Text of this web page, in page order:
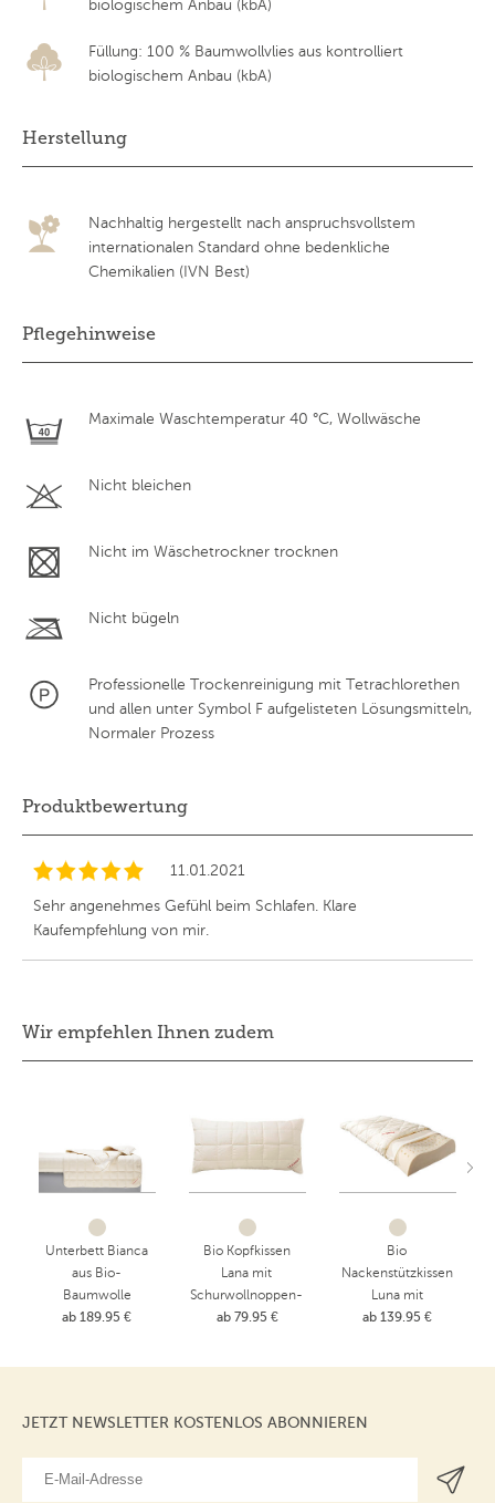
biologischem Anbau (kbA)
Füllung: 100 % Baumwollvlies aus kontrolliert
biologischem Anbau (kbA)
Herstellung
Nachhaltig hergestellt nach anspruchsvollstem
internationalen Standard ohne bedenkliche
Chemikalien (IVN Best)
Pflegehinweise
Maximale Waschtemperatur 40 °C, Wollwäsche
Nicht bleichen
Nicht im Wäschetrockner trocknen
Nicht bügeln
Professionelle Trockenreinigung mit Tetrachlorethen
und allen unter Symbol F aufgelisteten Lösungsmitteln,
Normaler Prozess
Produktbewertung
11.01.2021
Sehr angenehmes Gefühl beim Schlafen. Klare
Kaufempfehlung von mir.
Wir empfehlen Ihnen zudem
Unterbett Bianca
aus Bio-
Baumwolle
ab 189.95 €
Bio Kopfkissen
Lana mit
Schurwollnoppen-
Füllung &
ab 79.95 €
Bio
Nackenstützkissen
Luna mit
Naturlatexkern &
ab 139.95 €
JETZT NEWSLETTER KOSTENLOS ABONNIEREN